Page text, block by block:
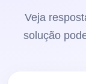
Veja
solução